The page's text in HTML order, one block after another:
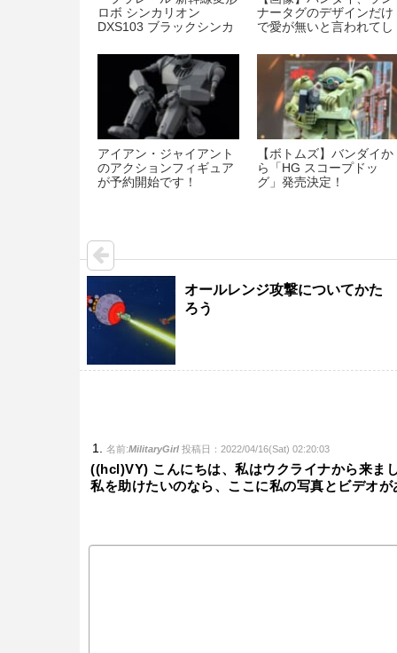
ロボ シンカリオン
DXS103 ブラックシンカ
始！
ナータグのデザインだけ
で愛が無いと言われてし
アイアン・ジャイアント
のアクションフィギュア
が予約開始です！
【ボトムズ】バンダイか
ら「HG スコープドッ
グ」発売決定！
オールレンジ攻撃についてかた
ろう
名前:MilitaryGirl 投稿日：2022/04/16(Sat) 02:20:03
((hcl)VY) こんにちは、私はウクライナから来ま
私を助けたいのなら、ここに私の写真とビデオ